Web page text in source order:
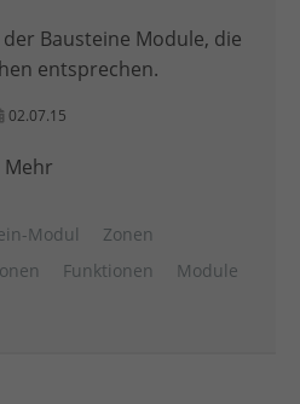
Bausteine Module, die
entsprechen.
02.07.15
Mehr
Modul
Zonen
Funktionen
Module